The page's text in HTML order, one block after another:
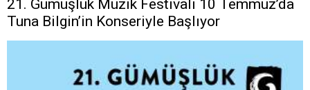
21. Gümüşlük Müzik Festivali 10 Temmuz’da
Tuna Bilgin’in Konseriyle Başlıyor